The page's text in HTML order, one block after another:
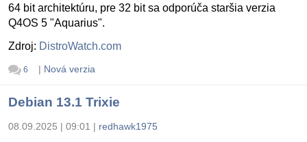
64 bit architektúru, pre 32 bit sa odporúča staršia verzia
Q4OS 5 "Aquarius".
Zdroj: DistroWatch.com
6 | Nová verzia
Debian 13.1 Trixie
08.09.2025 | 09:01 | redhawk1975